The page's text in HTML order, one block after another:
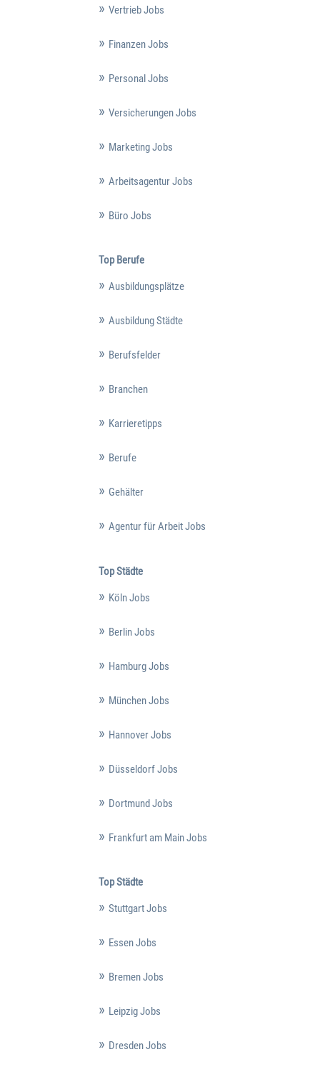
Vertrieb Jobs
Finanzen Jobs
Personal Jobs
Versicherungen Jobs
Marketing Jobs
Arbeitsagentur Jobs
Büro Jobs
Top Berufe
Ausbildungsplätze
Ausbildung Städte
Berufsfelder
Branchen
Karrieretipps
Berufe
Gehälter
Agentur für Arbeit Jobs
Top Städte
Köln Jobs
Berlin Jobs
Hamburg Jobs
München Jobs
Hannover Jobs
Düsseldorf Jobs
Dortmund Jobs
Frankfurt am Main Jobs
Top Städte
Stuttgart Jobs
Essen Jobs
Bremen Jobs
Leipzig Jobs
Dresden Jobs